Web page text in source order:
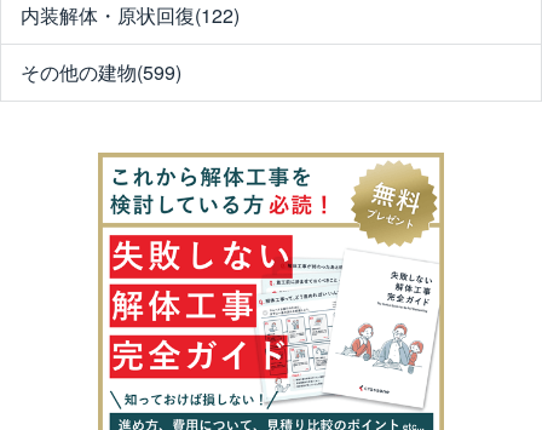
内装解体・原状回復(122)
その他の建物(599)